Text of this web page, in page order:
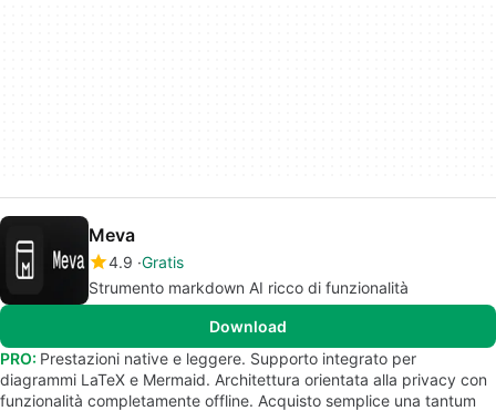
Meva
4.9 Gratis
Strumento markdown AI ricco di funzionalità
Download
PRO: Prestazioni native e leggere. Supporto integrato per
diagrammi LaTeX e Mermaid. Architettura orientata alla privacy con
funzionalità completamente offline. Acquisto semplice una tantum